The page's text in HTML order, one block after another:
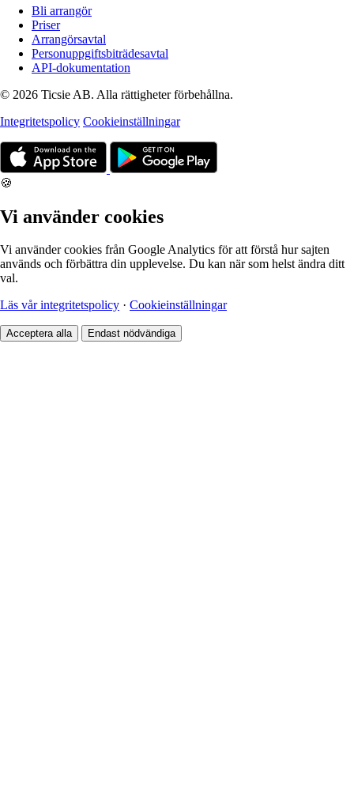
Bli arrangör
Priser
Arrangörsavtal
Personuppgiftsbiträdesavtal
API-dokumentation
© 2026 Ticsie AB. Alla rättigheter förbehållna.
Integritetspolicy Cookieinställningar
🍪
Vi använder cookies
Vi använder cookies från Google Analytics för att förstå hur sajten
används och förbättra din upplevelse. Du kan när som helst ändra ditt
val.
Läs vår integritetspolicy · Cookieinställningar
Acceptera alla Endast nödvändiga